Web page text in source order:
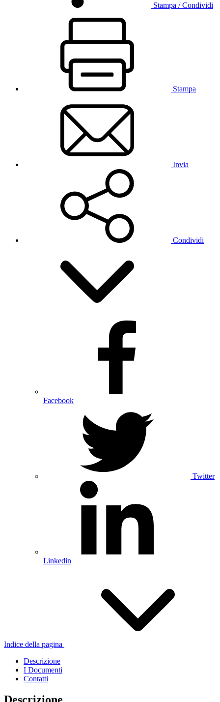
Stampa / Condividi
Stampa
Invia
Condividi
Facebook
Twitter
Linkedin
Indice della pagina
Descrizione
I Documenti
Contatti
Descrizione